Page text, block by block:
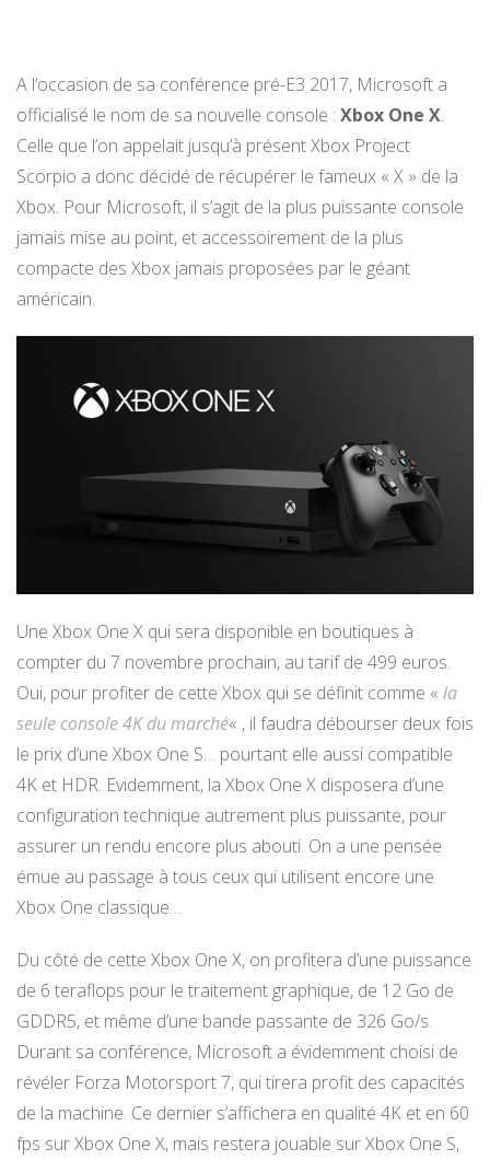
A l’occasion de sa conférence pré-E3 2017, Microsoft a
officialisé le nom de sa nouvelle console : Xbox One X.
Celle que l’on appelait jusqu’à présent Xbox Project
Scorpio a donc décidé de récupérer le fameux « X » de la
Xbox. Pour Microsoft, il s’agit de la plus puissante console
jamais mise au point, et accessoirement de la plus
compacte des Xbox jamais proposées par le géant
américain.
Une Xbox One X qui sera disponible en boutiques à
compter du 7 novembre prochain, au tarif de 499 euros.
Oui, pour profiter de cette Xbox qui se définit comme « la
seule console 4K du marché« , il faudra débourser deux fois
le prix d’une Xbox One S… pourtant elle aussi compatible
4K et HDR. Evidemment, la Xbox One X disposera d’une
configuration technique autrement plus puissante, pour
assurer un rendu encore plus abouti. On a une pensée
émue au passage à tous ceux qui utilisent encore une
Xbox One classique…
Du côté de cette Xbox One X, on profitera d’une puissance
de 6 teraflops pour le traitement graphique, de 12 Go de
GDDR5, et même d’une bande passante de 326 Go/s.
Durant sa conférence, Microsoft a évidemment choisi de
révéler Forza Motorsport 7, qui tirera profit des capacités
de la machine. Ce dernier s’affichera en qualité 4K et en 60
fps sur Xbox One X, mais restera jouable sur Xbox One S,